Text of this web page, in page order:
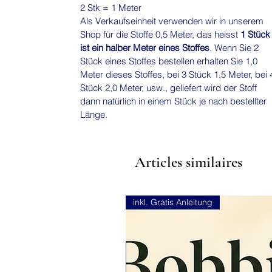
2 Stk = 1 Meter
Als Verkaufseinheit verwenden wir in unserem
Shop für die Stoffe 0,5 Meter, das heisst 1 Stück
ist ein halber Meter eines Stoffes. Wenn Sie 2
Stück eines Stoffes bestellen erhalten Sie 1,0
Meter dieses Stoffes, bei 3 Stück 1,5 Meter, bei
Stück 2,0 Meter, usw., geliefert wird der Stoff
dann natürlich in einem Stück je nach bestellter
Länge.
Articles similaires
inkl. Gratis Anleitung